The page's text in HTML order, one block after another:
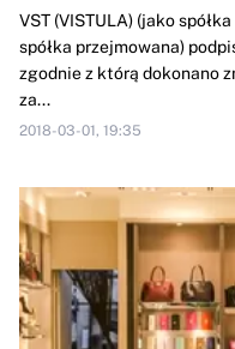
VST (VISTULA) (jako
spółka przejmowana)
zgodnie z którą dokonano
za...
2018-03-01, 19:35